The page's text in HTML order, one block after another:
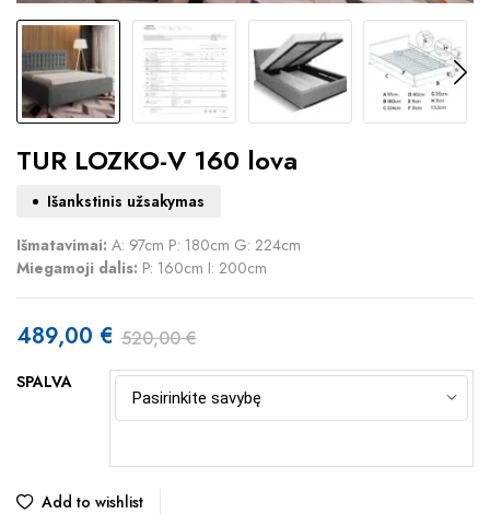
TUR LOZKO-V 160 lova
Išankstinis užsakymas
Išmatavimai: A: 97cm P: 180cm G: 224cm
Miegamoji dalis: P: 160cm I: 200cm
520,00€
Original
520,00 €.
489,00 €
Current
489,00 €.
SPALVA
Add to wishlist